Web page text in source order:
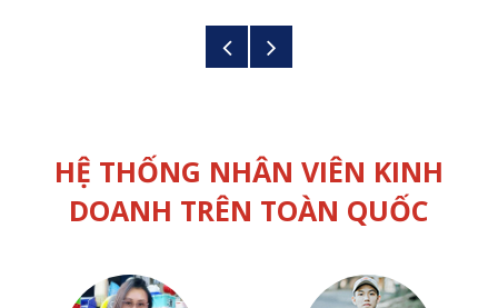
HỆ THỐNG NHÂN VIÊN KINH
DOANH TRÊN TOÀN QUỐC